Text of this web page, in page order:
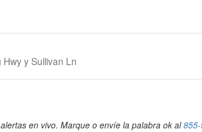
y Sullivan Ln
en vivo. Marque o envíe la palabra ok al